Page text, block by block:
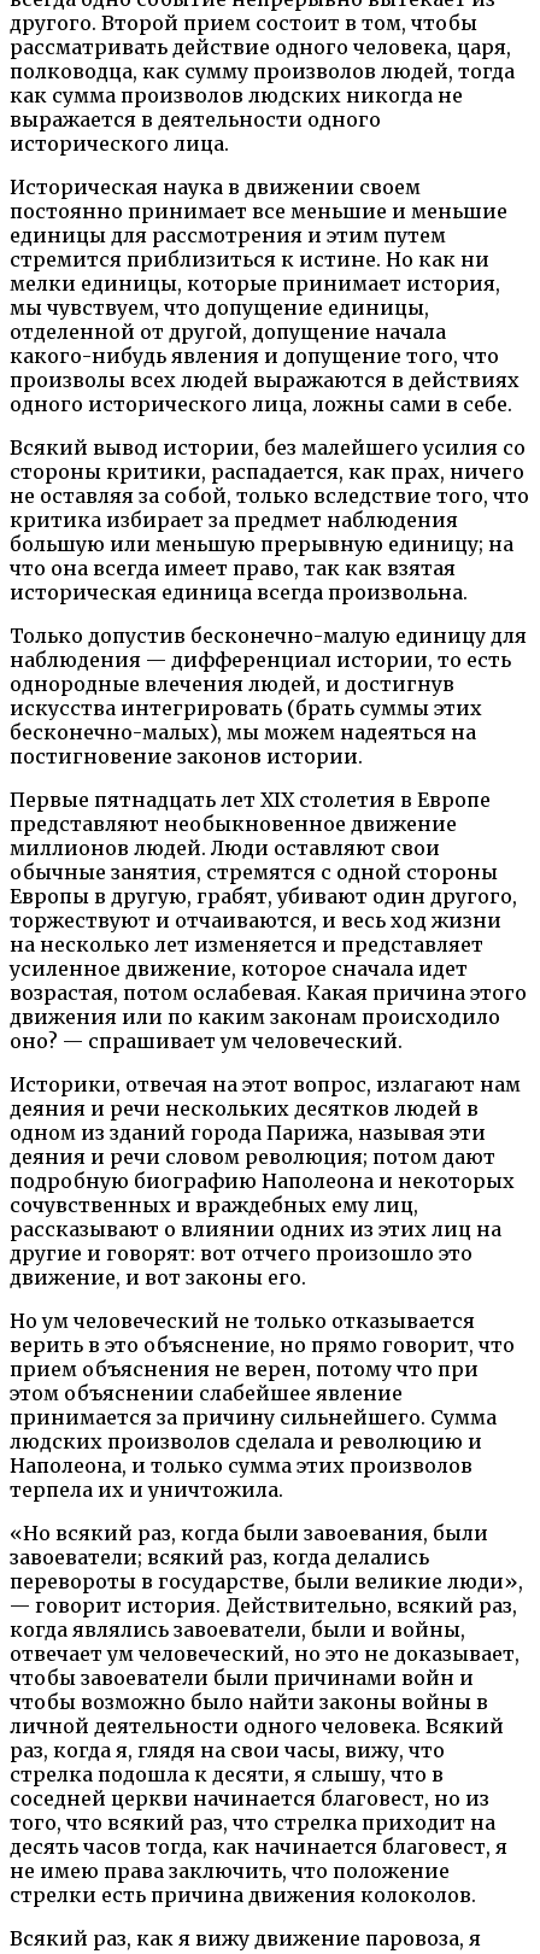
другого. Второй прием состоит в том, чтобы
рассматривать действие одного человека, царя,
полководца, как сумму произволов людей, тогда
как сумма произволов людских никогда не
выражается в деятельности одного
исторического лица.
Историческая наука в движении своем
постоянно принимает все меньшие и меньшие
единицы для рассмотрения и этим путем
стремится приблизиться к истине. Но как ни
мелки единицы, которые принимает история,
мы чувствуем, что допущение единицы,
отделенной от другой, допущение начала
какого-нибудь явления и допущение того, что
произволы всех людей выражаются в действиях
одного исторического лица, ложны сами в себе.
Всякий вывод истории, без малейшего усилия со
стороны критики, распадается, как прах, ничего
не оставляя за собой, только вследствие того, что
критика избирает за предмет наблюдения
большую или меньшую прерывную единицу; на
что она всегда имеет право, так как взятая
историческая единица всегда произвольна.
Только допустив бесконечно-малую единицу для
наблюдения — дифференциал истории, то есть
однородные влечения людей, и достигнув
искусства интегрировать (брать суммы этих
бесконечно-малых), мы можем надеяться на
постигновение законов истории.
Первые пятнадцать лет XIX столетия в Европе
представляют необыкновенное движение
миллионов людей. Люди оставляют свои
обычные занятия, стремятся с одной стороны
Европы в другую, грабят, убивают один другого,
торжествуют и отчаиваются, и весь ход жизни
на несколько лет изменяется и представляет
усиленное движение, которое сначала идет
возрастая, потом ослабевая. Какая причина этого
движения или по каким законам происходило
оно? — спрашивает ум человеческий.
Историки, отвечая на этот вопрос, излагают нам
деяния и речи нескольких десятков людей в
одном из зданий города Парижа, называя эти
деяния и речи словом революция; потом дают
подробную биографию Наполеона и некоторых
сочувственных и враждебных ему лиц,
рассказывают о влиянии одних из этих лиц на
другие и говорят: вот отчего произошло это
движение, и вот законы его.
Но ум человеческий не только отказывается
верить в это объяснение, но прямо говорит, что
прием объяснения не верен, потому что при
этом объяснении слабейшее явление
принимается за причину сильнейшего. Сумма
людских произволов сделала и революцию и
Наполеона, и только сумма этих произволов
терпела их и уничтожила.
«Но всякий раз, когда были завоевания, были
завоеватели; всякий раз, когда делались
перевороты в государстве, были великие люди»,
— говорит история. Действительно, всякий раз,
когда являлись завоеватели, были и войны,
отвечает ум человеческий, но это не доказывает,
чтобы завоеватели были причинами войн и
чтобы возможно было найти законы войны в
личной деятельности одного человека. Всякий
раз, когда я, глядя на свои часы, вижу, что
стрелка подошла к десяти, я слышу, что в
соседней церкви начинается благовест, но из
того, что всякий раз, что стрелка приходит на
десять часов тогда, как начинается благовест, я
не имею права заключить, что положение
стрелки есть причина движения колоколов.
Всякий раз, как я вижу движение паровоза, я